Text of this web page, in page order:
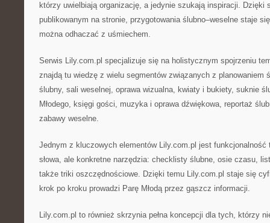
którzy uwielbiają organizację, a jedynie szukają inspiracji. Dzięki
publikowanym na stronie, przygotowania ślubno–weselne staje
można odhaczać z uśmiechem.
Serwis Lily.com.pl specjalizuje się na holistycznym spojrzeniu
znajdą tu wiedzę z wielu segmentów związanych z planowaniem
ślubny, sali weselnej, oprawa wizualna, kwiaty i bukiety, suknie
Młodego, księgi gości, muzyka i oprawa dźwiękowa, reportaż
zabawy weselne.
Jednym z kluczowych elementów Lily.com.pl jest funkcjonalność
słowa, ale konkretne narzędzia: checklisty ślubne, osie czasu,
także triki oszczędnościowe. Dzięki temu Lily.com.pl staje się
krok po kroku prowadzi Parę Młodą przez gąszcz informacji.
Lily.com.pl to również skrzynia pełna koncepcji dla tych, którzy